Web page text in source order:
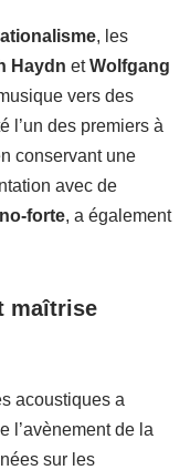
, les
Haydn etWolfgang
vers des
l’un des premiers à
conservant une
avec de
forte, a également
maîtrise
acoustiques a
l’avènement de la
sur les